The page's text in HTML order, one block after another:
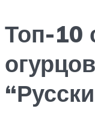
Топ-10